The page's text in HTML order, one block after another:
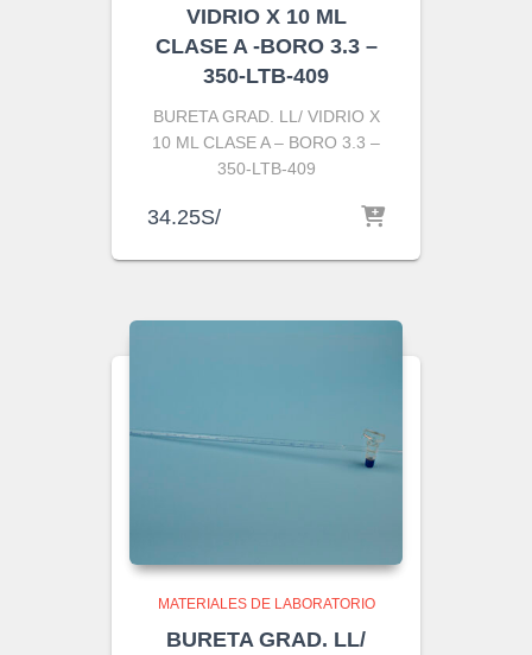
VIDRIO X 10 ML
CLASE A -BORO 3.3 –
350-LTB-409
BURETA GRAD. LL/ VIDRIO X
10 ML CLASE A – BORO 3.3 –
350-LTB-409
34.25S/
MATERIALES DE LABORATORIO
BURETA GRAD. LL/